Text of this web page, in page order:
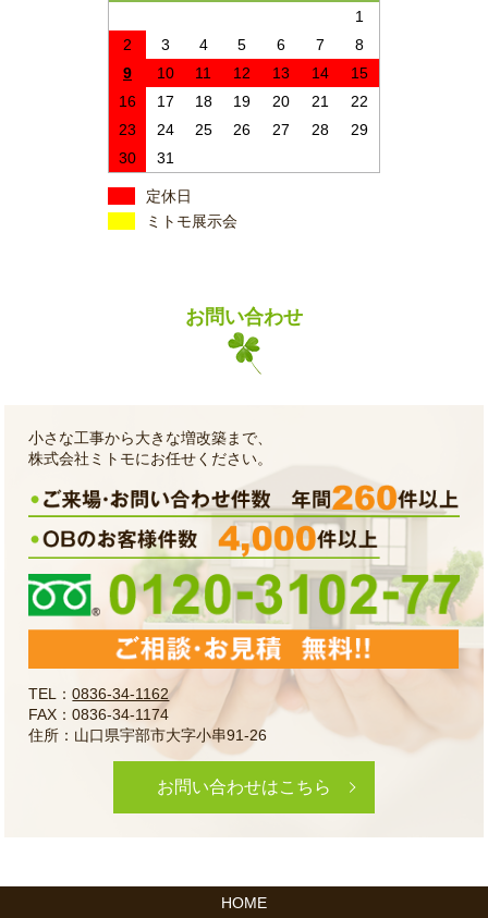
1
2
3 4 5 6 7
8
9
10 11 12 13 14
15
16
17 18 19 20 21
22
23
24 25 26 27 28
29
30
31
定休日
ミトモ展示会
お問い合わせ
小さな工事から大きな増改築まで、
株式会社ミトモにお任せください。
TEL：0836-34-1162
FAX：0836-34-1174
住所：山口県宇部市大字小串91-26
お問い合わせはこちら
HOME